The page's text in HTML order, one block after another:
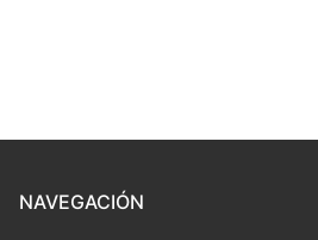
NAVEGACIÓN